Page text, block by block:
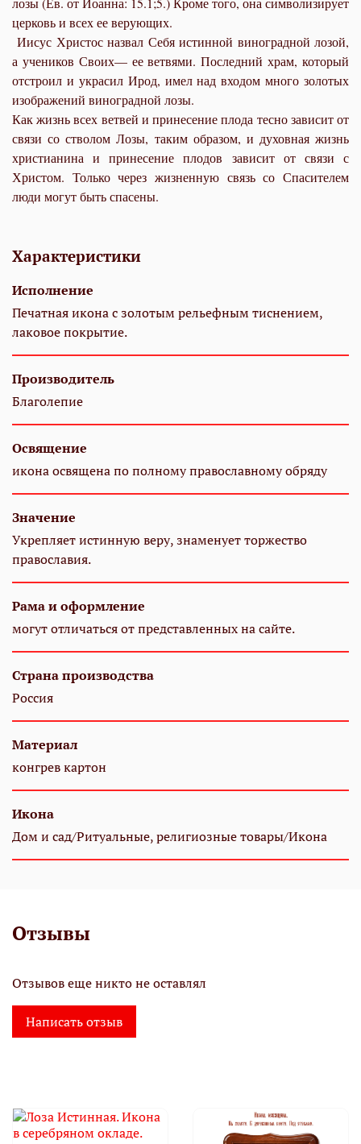
церковь и всех ее верующих.
Иисус Христос назвал Себя истинной виноградной лозой,
а учеников Своих— ее ветвями. Последний храм, который
отстроил и украсил Ирод, имел над входом много золотых
изображений виноградной лозы.
Как жизнь всех ветвей и принесение плода тесно зависит от
связи со стволом Лозы, таким образом, и духовная жизнь
христианина и принесение плодов зависит от связи с
Христом. Только через жизненную связь со Спасителем
люди могут быть спасены.
Характеристики
Исполнение
Печатная икона с золотым рельефным тиснением,
лаковое покрытие.
Производитель
Благолепие
Освящение
икона освящена по полному православному обряду
Значение
Укрепляет истинную веру, знаменует торжество
православия.
Рама и оформление
могут отличаться от представленных на сайте.
Страна производства
Россия
Материал
конгрев картон
Икона
Дом и сад/Ритуальные, религиозные товары/Икона
Отзывы
Отзывов еще никто не оставлял
Написать отзыв